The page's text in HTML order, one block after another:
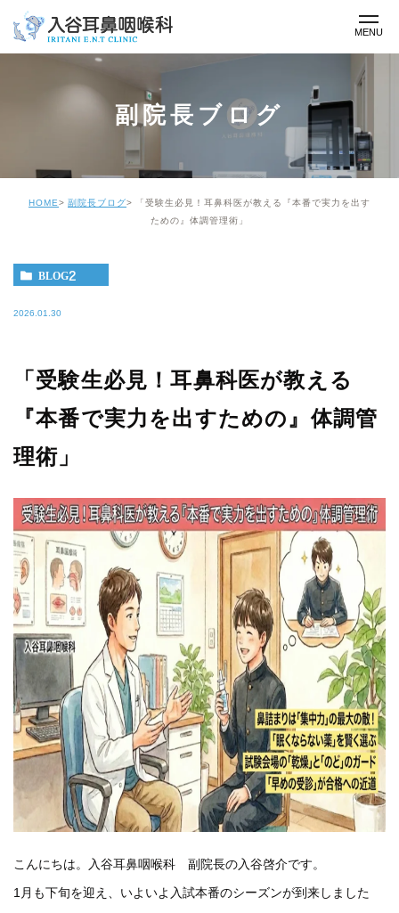
副院長ブログ
HOME 副院長ブログ
「受験生必見！耳鼻科医が教える『本番で実力を出す
ための』体調管理術」
BLOG2
2026.01.30
「受験生必見！耳鼻科医が教える
『本番で実力を出すための』体調管
理術」
こんにちは。入谷耳鼻咽喉科 副院長の入谷啓介です。
1月も下旬を迎え、いよいよ入試本番のシーズンが到来しました